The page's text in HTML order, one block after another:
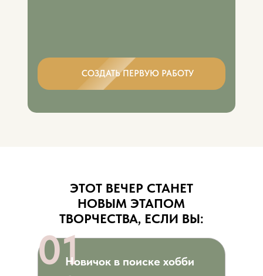
СОЗДАТЬ ПЕРВУЮ РАБОТУ
ЭТОТ ВЕЧЕР СТАНЕТ
НОВЫМ ЭТАПОМ
ТВОРЧЕСТВА, ЕСЛИ ВЫ:
01Новичок в поиске хобби